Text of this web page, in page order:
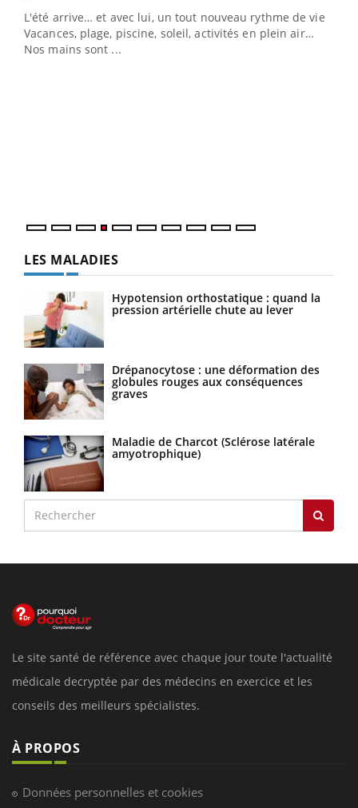
L'été arrive… et avec lui, un tout nouveau rythme de vie !
Vacances, plage, piscine, soleil, activités en plein air…
Nos mains sont ...
LES MALADIES
Hypotension orthostatique : quand la
pression artérielle chute au lever
Drépanocytose : une déformation des
globules rouges aux conséquences
graves
Maladie de Charcot (Sclérose latérale
amyotrophique)
Le site santé de référence avec chaque jour toute l'actualité
médicale decryptée par des médecins en exercice et les
conseils des meilleurs spécialistes.
À PROPOS
Données personnelles et cookies